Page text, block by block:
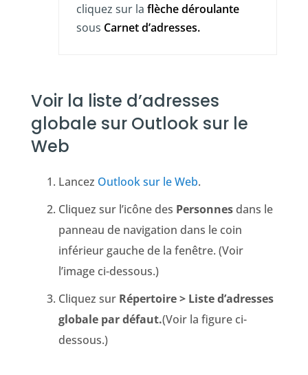
cliquez sur la flèche déroulante
sous Carnet d’adresses.
Voir la liste d’adresses
globale sur Outlook sur le
Web
Lancez Outlook sur le Web.
Cliquez sur l’icône des Personnesdans le
panneau de navigation dans le coin
inférieur gauche de la fenêtre. (Voir
l’image ci-dessous.)
Cliquez sur Répertoire > Liste d’adresses
globale par défaut.(Voir la figure ci-
dessous.)